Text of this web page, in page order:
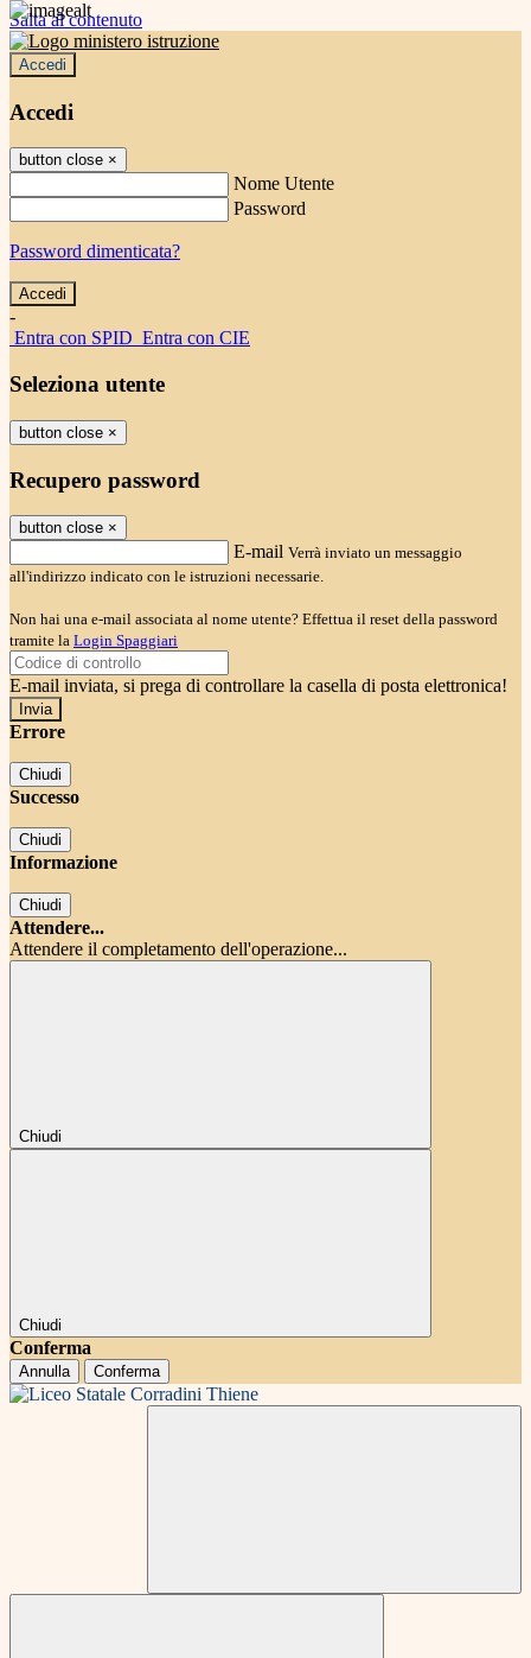
Salta al contenuto
Accedi
Accedi
button close ×
Nome Utente
Password
Password dimenticata?
-
Entra con SPID Entra con CIE
Seleziona utente
button close ×
Recupero password
button close ×
E-mail Verrà inviato un messaggio
all'indirizzo indicato con le istruzioni necessarie.
Non hai una e-mail associata al nome utente? Effettua il reset della password
tramite la Login Spaggiari
E-mail inviata, si prega di controllare la casella di posta elettronica!
Errore
Chiudi
Successo
Chiudi
Informazione
Chiudi
Attendere...
Attendere il completamento dell'operazione...
Chiudi
Chiudi
Conferma
Annulla Conferma